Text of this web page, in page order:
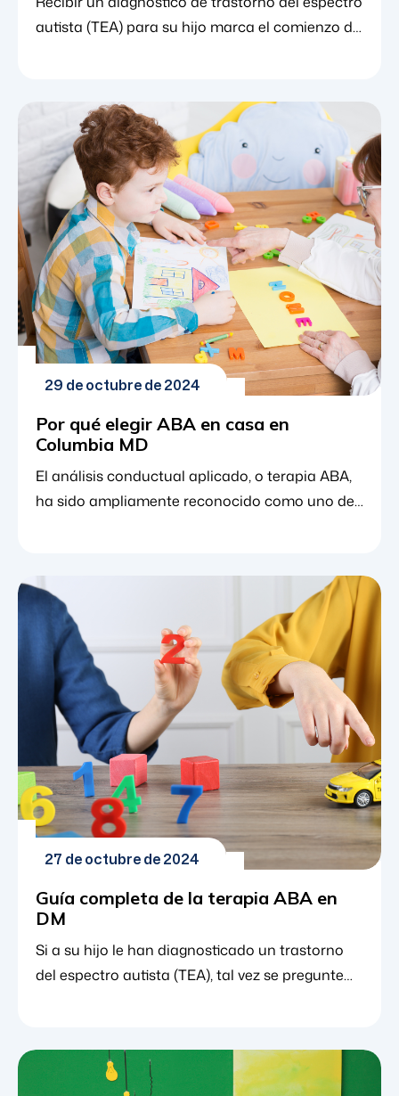
autista (TEA) para su hijo marca el comienzo de
apoyo. En Baltimore, las familias se encuentran
en un centro de investigación y defensa del
neurodesarrollo. Desde institutos clínicos de
renombre mundial hasta redes de padres de
base, la ciudad encantadora [...]
29 de octubre de 2024
Por qué elegir ABA en casa en
Columbia MD
El análisis conductual aplicado, o terapia ABA,
ha sido ampliamente reconocido como uno de
y el comportamiento ayuda a los niños a
adquirir algunas de las habilidades
comunicativas, sociales y de la vida diaria con
las que suelen tener dificultades. Una de las
mayores ventajas de la terapia ABA es que [...]
27 de octubre de 2024
Guía completa de la terapia ABA en
DM
Si a su hijo le han diagnosticado un trastorno
del espectro autista (TEA), tal vez se pregunte
niños con espectro autista se enfrentan a retos
a los que no se enfrentan algunos niños